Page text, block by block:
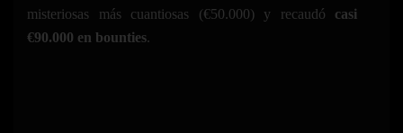
misteriosas más cuantiosas (€50.000) y recaudó casi
€90.000 en bounties.